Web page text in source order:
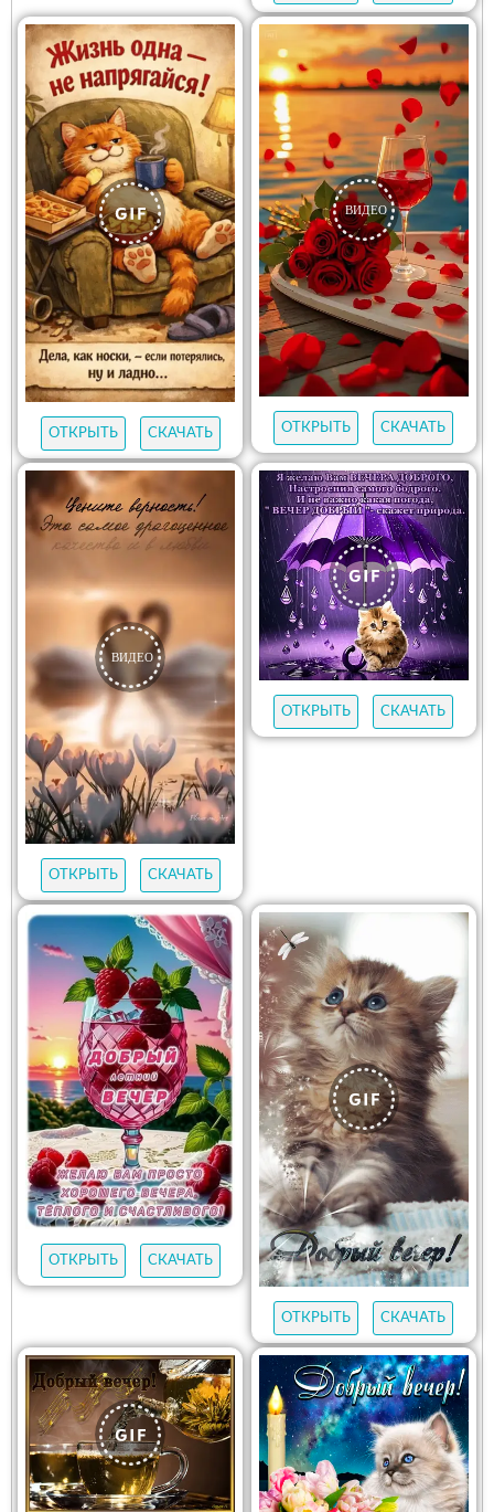
ОТКРЫТЬ СКАЧАТЬ ОТКРЫТЬ СКАЧАТЬ
ОТКРЫТЬ СКАЧАТЬ
ОТКРЫТЬ СКАЧАТЬ
ОТКРЫТЬ СКАЧАТЬ
ОТКРЫТЬ СКАЧАТЬ